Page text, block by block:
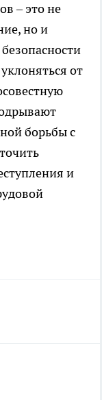
– это не
но и
от
борьбы с
и